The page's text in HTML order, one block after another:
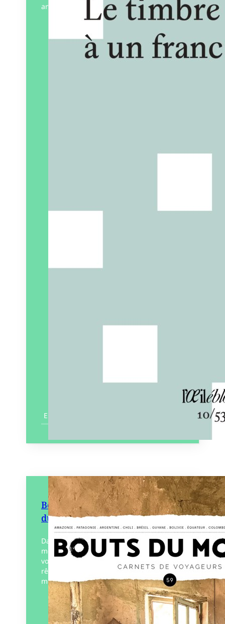
ami. Perec lui propose un extrait d’un…
Éditeur :L’Œil ébloui
Paru le10/04/2025
En savoir plus
Bouts du monde 59 – Amérique
du sud
Dans chaque numéro de Bouts du
monde, une quinzaine de carnets de
voyages et une thématique pour rire,
rêver, s’émouvoir ou questionner le
monde.
Éditeur : Bouts du monde